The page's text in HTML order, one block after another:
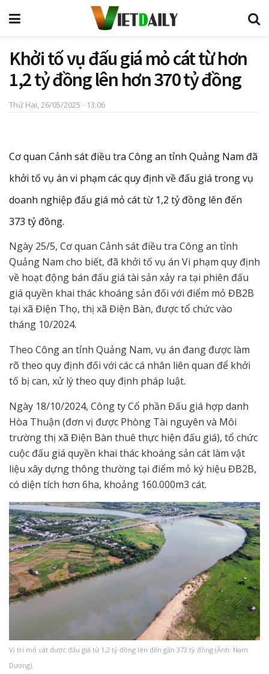
Khởi tố vụ đấu giá mỏ cát từ hơn
1,2 tỷ đồng lên hơn 370 tỷ đồng
Thứ Hai, 26/05/2025 - 13:06
Cơ quan Cảnh sát điều tra Công an tỉnh Quảng Nam đã
khởi tố vụ án vi phạm các quy định về đấu giá trong vụ
doanh nghiệp đấu giá mỏ cát từ 1,2 tỷ đồng lên đến
373 tỷ đồng.
Ngày 25/5, Cơ quan Cảnh sát điều tra Công an tỉnh
Quảng Nam cho biết, đã khởi tố vụ án Vi phạm quy định
về hoạt động bán đấu giá tài sản xảy ra tại phiên đấu
giá quyền khai thác khoáng sản đối với điểm mỏ ĐB2B
tại xã Điện Thọ, thị xã Điện Bàn, được tổ chức vào
tháng 10/2024.
Theo Công an tỉnh Quảng Nam, vụ án đang được làm
rõ theo quy định đối với các cá nhân liên quan để khởi
tố bị can, xử lý theo quy định pháp luật.
Ngày 18/10/2024, Công ty Cổ phần Đấu giá hợp danh
Hòa Thuận (đơn vị được Phòng Tài nguyên và Môi
trường thị xã Điện Bàn thuê thực hiện đấu giá), tổ chức
cuộc đấu giá quyền khai thác khoáng sản cát làm vật
liệu xây dựng thông thường tại điểm mỏ ký hiệu ĐB2B,
có diện tích hơn 6ha, khoảng 160.000m3 cát.
Vị trí mỏ cát được đấu giá từ 1,2 tỷ đồng lên đến gần 373 tỷ đồng (Ảnh: Nam
Dương).